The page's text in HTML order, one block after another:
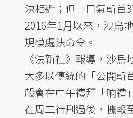
決相近；但一口氣斬首
2016年1月以來，沙烏
規模處決命令。
《法新社》報導，沙烏
大多以傳統的「公開斬
般會在中午禮拜「晌禮
在周二行刑過後，據報